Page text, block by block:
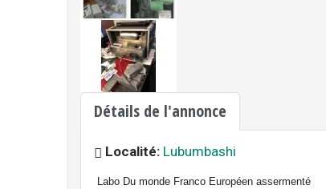
Détails de l'annonce
Localité: Lubumbashi
Labo Du monde Franco Européen assermenté